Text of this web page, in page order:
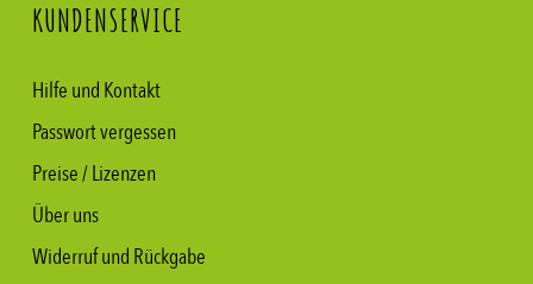
KUNDENSERVICE
Hilfe und Kontakt
Passwort vergessen
Preise / Lizenzen
Über uns
Widerruf und Rückgabe